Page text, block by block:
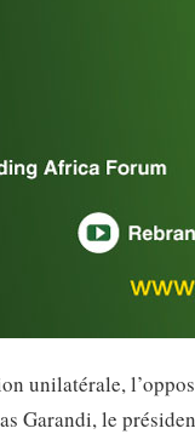
unilatérale,
Garandi, le